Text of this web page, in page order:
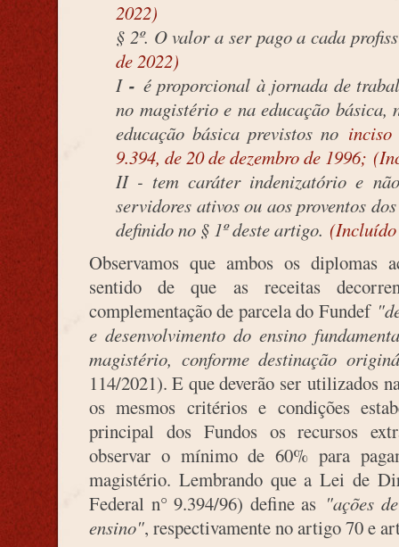
2022)
§ 2º. O valor a ser pago a cada
de 2022)
I- é proporcional à jornada de
no magistério e na educação básica,
educação básica previstos no
9.394, de 20 de dezembro de 1996;
II - tem caráter indenizatório e
servidores ativos ou aos proventos
definido no § 1º deste artigo. (Incluído
Observamos que ambos os diplomas
sentido de queas receitas
complementação de parcela do Fundef
e desenvolvimento do ensino
magistério, conforme destinação
114/2021). E que deverão serutilizados
os mesmos critérios e condições
principal dos Fundos os recursos
observar o mínimo de 60% para
magistério. Lembrando que a Lei de
Federal n° 9.394/96) define as "ações
ensino", respectivamente no artigo 70 e